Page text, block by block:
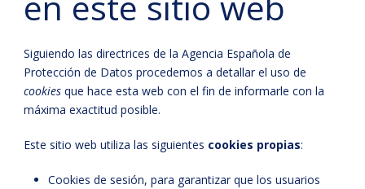
Siguiendo las directrices de la Agencia Española de
Protección de Datos procedemos a detallar el uso de
cookies que hace esta web con el fin de informarle con la
máxima exactitud posible.
Este sitio web utiliza las siguientes cookies propias:
Cookies de sesión, para garantizar que los usuarios